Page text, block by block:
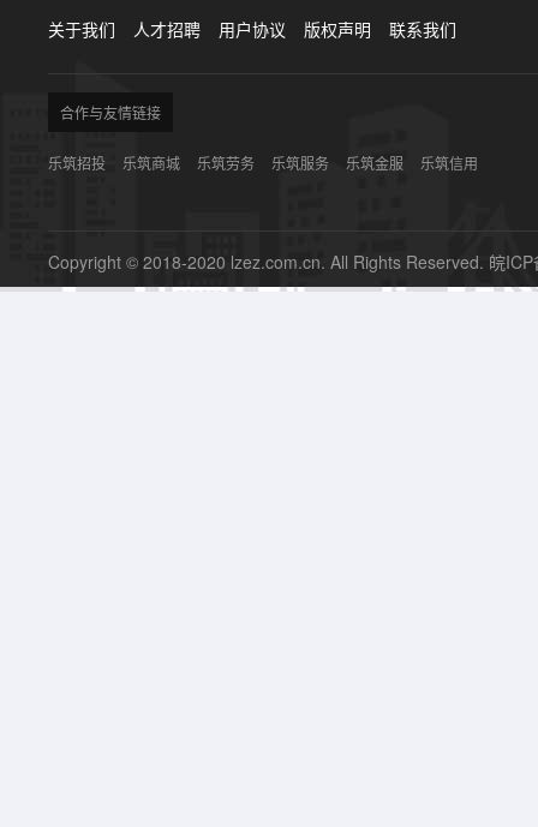
关于我们 人才招聘 用户协议 版权声明 联系我们
合作与友情链接
乐筑招投 乐筑商城 乐筑劳务 乐筑服务 乐筑金服 乐筑信用
Copyright © 2018-2020 lzez.com.cn. All Rights Reserved. 皖